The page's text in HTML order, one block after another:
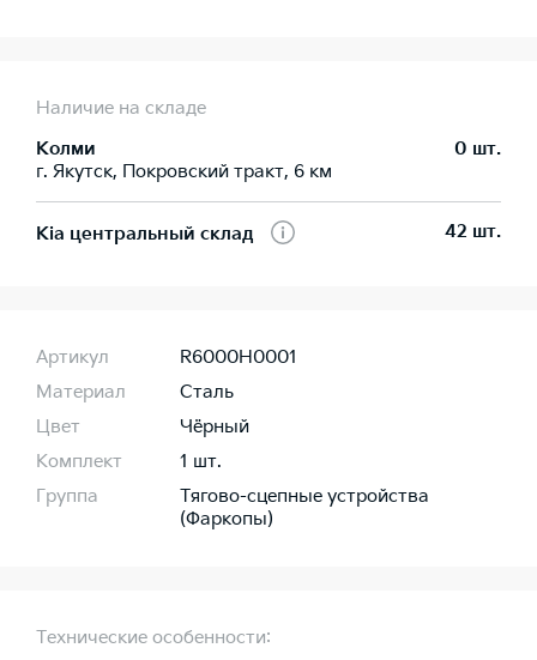
Наличие на складе
Колми
г. Якутск, Покровский тракт, 6 км
0 шт.
Kia центральный склад 42 шт.
Артикул
R6000H0001
Материал
Сталь
Цвет
Чёрный
Комплект
1 шт.
Группа
Тягово-сцепные устройства
(Фаркопы)
Технические особенности: